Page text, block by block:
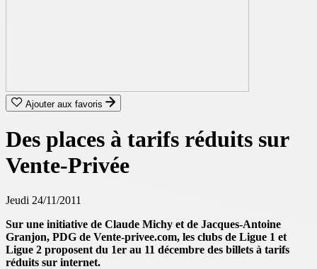
Ajouter aux favoris
Des places à tarifs réduits sur
Vente-Privée
Jeudi 24/11/2011
Sur une initiative de Claude Michy et de Jacques-Antoine
Granjon, PDG de Vente-privee.com, les clubs de Ligue 1 et
Ligue 2 proposent du 1er au 11 décembre des billets à tarifs
réduits sur internet.